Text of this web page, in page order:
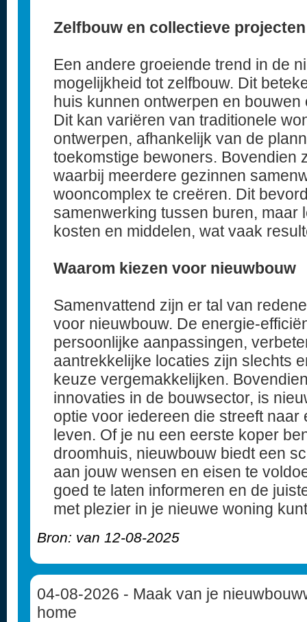
Zelfbouw en collectieve projecten
Een andere groeiende trend in de
mogelijkheid tot zelfbouw. Dit
huis kunnen ontwerpen en
Dit kan variëren van traditionele
ontwerpen, afhankelijk van de
toekomstige bewoners. Bovendien
waarbij meerdere gezinnen
wooncomplex te creëren. Dit
samenwerking tussen buren, maar
kosten en middelen, wat vaak
Waarom kiezen voor nieuwbouw
Samenvattend zijn er tal van
voor nieuwbouw. De energie-
persoonlijke aanpassingen,
aantrekkelijke locaties zijn slechts
keuze vergemakkelijken.
innovaties in de bouwsector, is
optie voor iedereen die streeft
leven. Of je nu een eerste koper
droomhuis, nieuwbouw biedt een
aan jouw wensen en eisen te
goed te laten informeren en de
met plezier in je nieuwe woning
Bron: van 12-08-2025
04-08-2026 - Maak van je
home